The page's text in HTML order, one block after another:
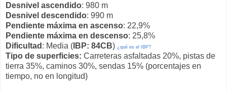
Desnivel ascendido: 980 m
Desnivel descendido: 990 m
Pendiente máxima en ascenso: 22,9%
Pendiente máxima en descenso: 25,8%
Dificultad : Media ( IBP: 84CB) ¿qué es el IBP?
Tipo de superficies: Carreteras asfaltadas 20%, pistas de
tierra 35%, caminos 30%, sendas 15% (porcentajes en
tiempo, no en longitud)